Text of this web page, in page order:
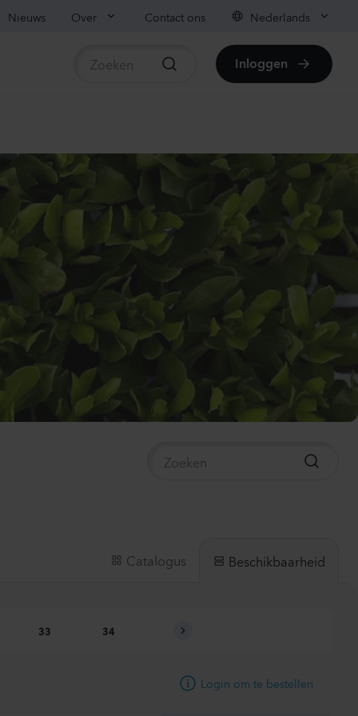
Nieuws Over Contact ons Nederlands
Planten
sp.
Planten
medium
Inloggen
Catalogus Beschikbaarheid
33 34
Login om te bestellen